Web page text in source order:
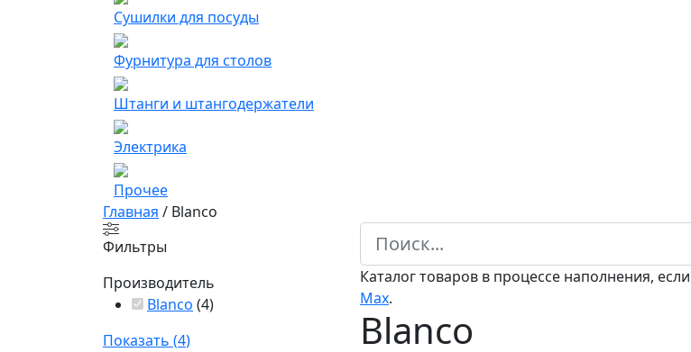
Сушилки для посуды
Фурнитура для столов
Штанги и штангодержатели
Электрика
Прочее
Главная / Blanco
Фильтры
Производитель
Blanco (4)
Показать (4)
Каталог товаров в процессе наполнения,
Мах.
Blanco